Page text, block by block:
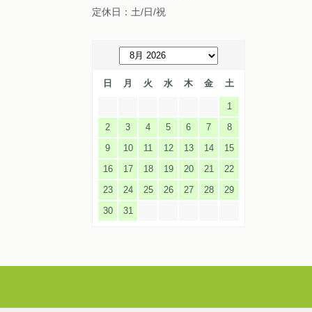
定休日：土/日/祝
日 月 火 水 木 金 土
1
2
3 4 5 6 7
8
9
10 11 12 13 14
15
16
17 18 19 20 21
22
23
24 25 26 27 28
29
30
31